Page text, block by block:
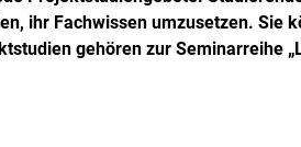
ihr Fachwissen umzusetzen. Sie
gehören zur Seminarreihe